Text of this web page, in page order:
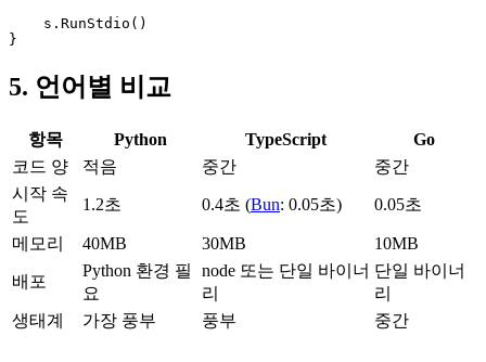
    s.RunStdio()
}
5. 언어별 비교
항목 Python TypeScript
Go
코드 양
적음 중간
중간
시작 속
도
1.2초 0.4초 (Bun: 0.05초) 0.05초
메모리 40MB 30MB 10MB
배포
Python 환경 필
요
node 또는 단일 바이너
리
단일 바이너
리
생태계
가장 풍부 풍부 중간